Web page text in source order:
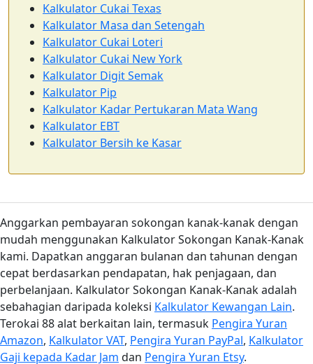
Kalkulator Cukai Texas
Kalkulator Masa dan Setengah
Kalkulator Cukai Loteri
Kalkulator Cukai New York
Kalkulator Digit Semak
Kalkulator Pip
Kalkulator Kadar Pertukaran Mata Wang
Kalkulator EBT
Kalkulator Bersih ke Kasar
Anggarkan pembayaran sokongan kanak-kanak dengan
mudah menggunakan Kalkulator Sokongan Kanak-Kanak
kami. Dapatkan anggaran bulanan dan tahunan dengan
cepat berdasarkan pendapatan, hak penjagaan, dan
perbelanjaan. Kalkulator Sokongan Kanak-Kanak adalah
sebahagian daripada koleksi Kalkulator Kewangan Lain.
Terokai 88 alat berkaitan lain, termasuk Pengira Yuran
Amazon, Kalkulator VAT, Pengira Yuran PayPal, Kalkulator
Gaji kepada Kadar Jam dan Pengira Yuran Etsy.